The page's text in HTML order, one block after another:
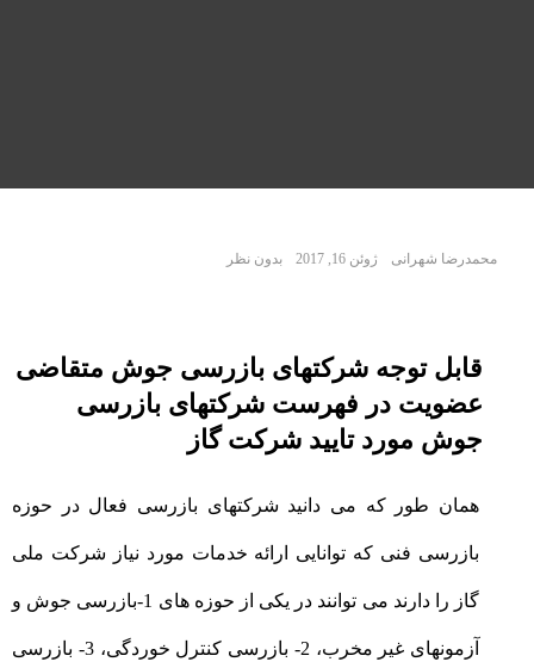
محمدرضا شهرانی ژوئن 16, 2017 بدون نظر
قابل توجه شرکتهای بازرسی جوش متقاضی
عضویت در فهرست شرکتهای بازرسی
جوش مورد تایید شرکت گاز
همان طور که می دانید شرکتهای بازرسی فعال در حوزه
بازرسی فنی که توانایی ارائه خدمات مورد نیاز شرکت ملی
گاز را دارند می توانند در یکی از حوزه های 1-بازرسی جوش و
آزمونهای غیر مخرب، 2- بازرسی کنترل خوردگی، 3- بازرسی